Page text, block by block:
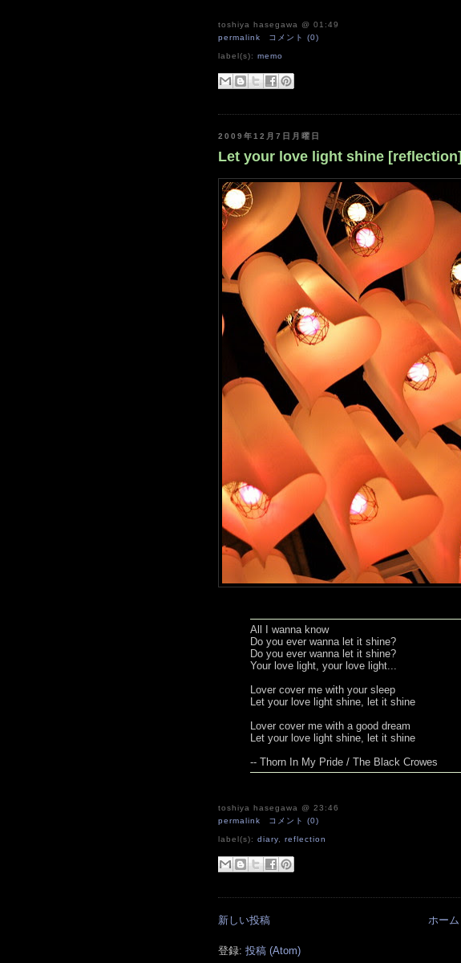
toshiya hasegawa @ 01:49
permalink
コメント (0)
label(s):memo
2009年12月7日月曜日
Let your love light shine [reflection]
All I wanna know
Do you ever wanna let it shine?
Do you ever wanna let it shine?
Your love light, your love light...
Lover cover me with your sleep
Let your love light shine, let it shine
Lover cover me with a good dream
Let your love light shine, let it shine
-- Thorn In My Pride / The Black Crowes
toshiya hasegawa @ 23:46
permalink
コメント (0)
label(s):diary ,reflection
新しい投稿 ホーム
登録: 投稿 (Atom)